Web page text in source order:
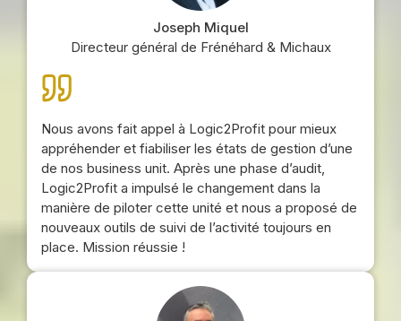
Joseph Miquel
Directeur général de Frénéhard & Michaux
Nous avons fait appel à Logic2Profit pour mieux
appréhender et fiabiliser les états de gestion d’une
de nos business unit. Après une phase d’audit,
Logic2Profit a impulsé le changement dans la
manière de piloter cette unité et nous a proposé de
nouveaux outils de suivi de l’activité toujours en
place. Mission réussie !